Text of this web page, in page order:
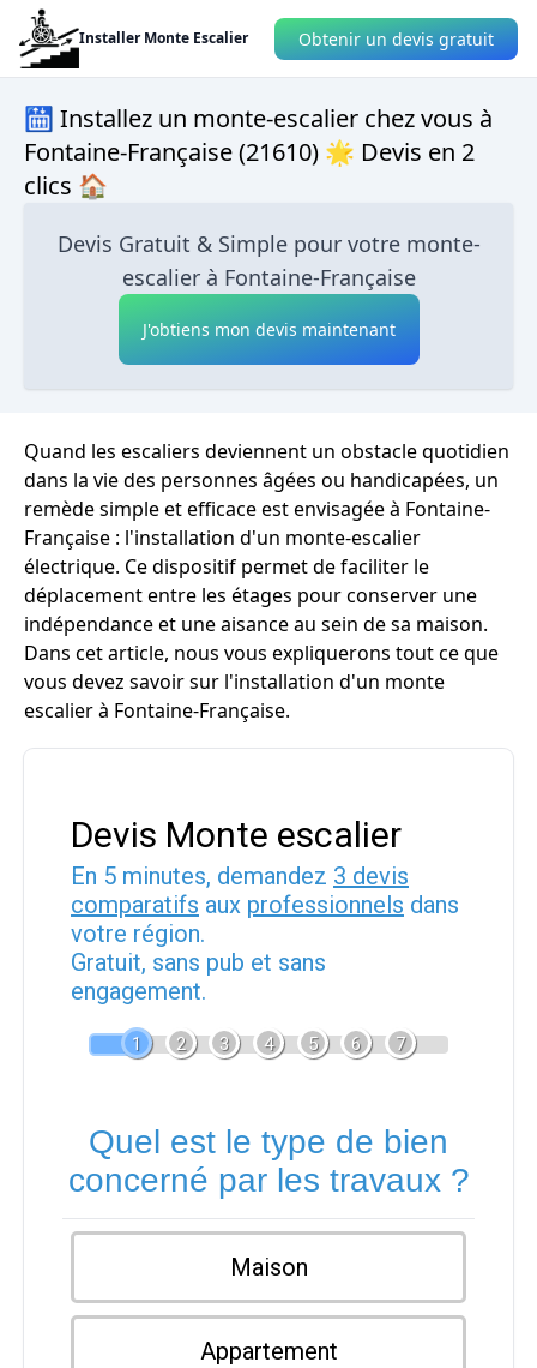
Installer Monte Escalier Obtenir un devis gratuit
🛗 Installez un monte-escalier chez vous à
Fontaine-Française (21610) 🌟 Devis en 2
clics 🏠
Devis Gratuit & Simple pour votre monte-
escalier à Fontaine-Française
J'obtiens mon devis maintenant
Quand les escaliers deviennent un obstacle quotidien
dans la vie des personnes âgées ou handicapées, un
remède simple et efficace est envisagée à Fontaine-
Française : l'installation d'un monte-escalier
électrique. Ce dispositif permet de faciliter le
déplacement entre les étages pour conserver une
indépendance et une aisance au sein de sa maison.
Dans cet article, nous vous expliquerons tout ce que
vous devez savoir sur l'installation d'un monte
escalier à Fontaine-Française.
Devis Monte escalier
En 5 minutes, demandez 3 devis
comparatifs aux professionnels dans
votre région.
Gratuit, sans pub et sans
engagement.
1 2 3 4 5 6 7
Quel est le type de bien
concerné par les travaux ?
Maison
Appartement